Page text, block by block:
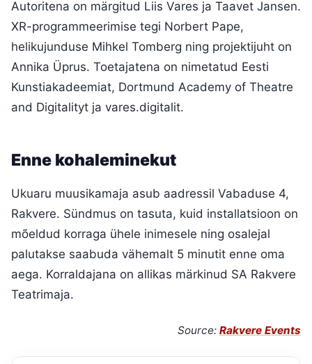
Autoritena on märgitud Liis Vares ja Taavet Jansen.
XR-programmeerimise tegi Norbert Pape,
helikujunduse Mihkel Tomberg ning projektijuht on
Annika Üprus. Toetajatena on nimetatud Eesti
Kunstiakadeemiat, Dortmund Academy of Theatre
and Digitalityt ja vares.digitalit.
Enne kohaleminekut
Ukuaru muusikamaja asub aadressil Vabaduse 4,
Rakvere. Sündmus on tasuta, kuid installatsioon on
mõeldud korraga ühele inimesele ning osalejal
palutakse saabuda vähemalt 5 minutit enne oma
aega. Korraldajana on allikas märkinud SA Rakvere
Teatrimaja.
Source: Rakvere Events